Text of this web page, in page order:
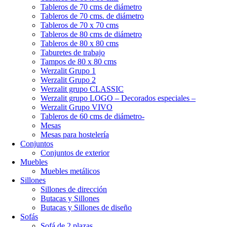
Tableros de 70 cms de diámetro
Tableros de 70 cms. de diámetro
Tableros de 70 x 70 cms
Tableros de 80 cms de diámetro
Tableros de 80 x 80 cms
Taburetes de trabajo
Tampos de 80 x 80 cms
Werzalit Grupo 1
Werzalit Grupo 2
Werzalit grupo CLASSIC
Werzalit grupo LOGO – Decorados especiales –
Werzalit Grupo VIVO
Tableros de 60 cms de diámetro-
Mesas
Mesas para hostelería
Conjuntos
Conjuntos de exterior
Muebles
Muebles metálicos
Sillones
Sillones de dirección
Butacas y Sillones
Butacas y Sillones de diseño
Sofás